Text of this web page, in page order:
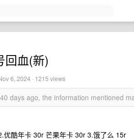
回血(新)
6, 2024 · 1215 views
days ago, the information mentioned
优酷年卡 30r 芒果年卡 30r 3.饿了么 15r